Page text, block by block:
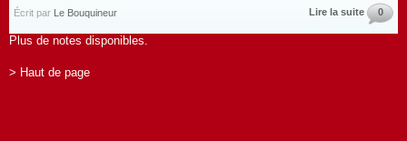
Écrit par Le Bouquineur Lire la suite 0
Plus de notes disponibles.
> Haut de page